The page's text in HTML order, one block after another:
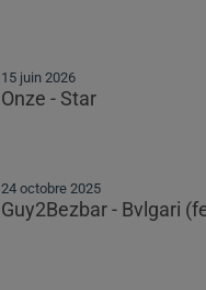
15 juin 2026
Onze - Star
24 octobre 2025
Guy2Bezbar - Bvlgari